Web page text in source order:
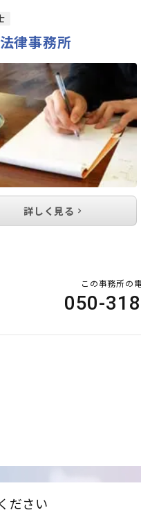
律事務所
詳しく見る
この事務所の
050-
ださい